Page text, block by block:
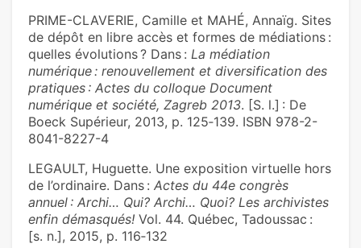
PRIME-CLAVERIE, Camille et MAHÉ, Annaïg. Sites
de dépôt en libre accès et formes de médiations :
quelles évolutions ? Dans : La médiation
numérique : renouvellement et diversification des
pratiques : Actes du colloque Document
numérique et société, Zagreb 2013. [S. l.] : De
Boeck Supérieur, 2013, p. 125‑139. ISBN 978-2-
8041-8227-4
LEGAULT, Huguette. Une exposition virtuelle hors
de l’ordinaire. Dans : Actes du 44e congrès
annuel : Archi… Qui? Archi… Quoi? Les archivistes
enfin démasqués! Vol. 44. Québec, Tadoussac :
[s. n.], 2015, p. 116‑132